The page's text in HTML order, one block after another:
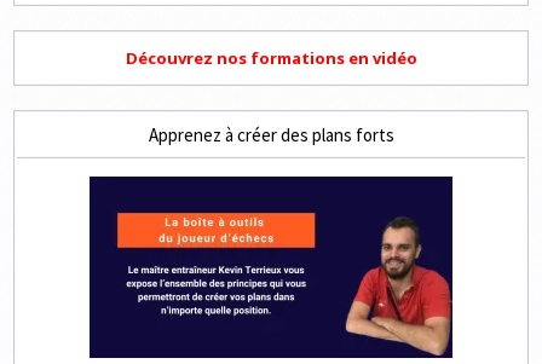
Découvrez nos formations en vidéo
Apprenez à créer des plans forts